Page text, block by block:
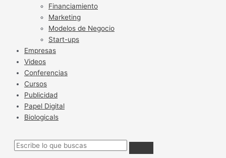
Financiamiento
Marketing
Modelos de Negocio
Start-ups
Empresas
Videos
Conferencias
Cursos
Publicidad
Papel Digital
Biologicals